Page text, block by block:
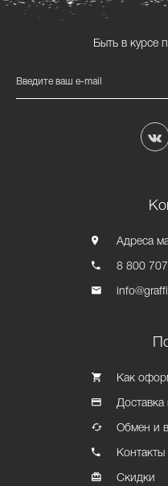
Быть в курсе
Введите ваш e-mail
Адреса
8 800
Как
Доставка
Обмен и
Контакты
Скидки